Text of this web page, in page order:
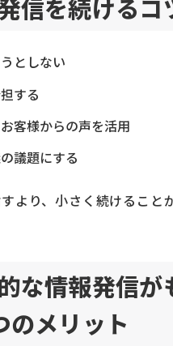
信を続けるコ
としない
する
客様からの声を活用
議題にする
より、小さく続けること
な情報発信が
のメリット